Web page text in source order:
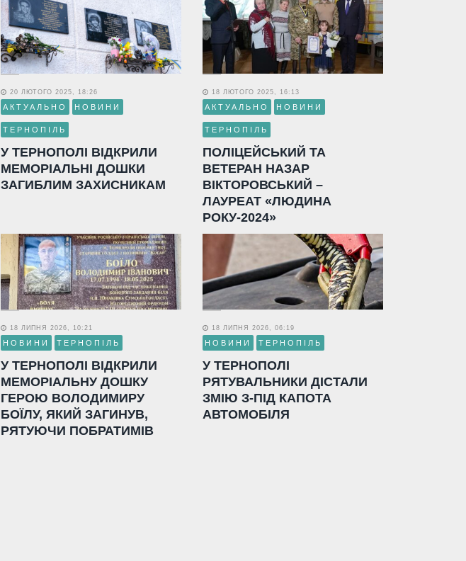
20 ЛЮТОГО 2025, 18:26
АКТУАЛЬНО НОВИНИ
ТЕРНОПІЛЬ
У ТЕРНОПОЛІ ВІДКРИЛИ
МЕМОРІАЛЬНІ ДОШКИ
ЗАГИБЛИМ ЗАХИСНИКАМ
18 ЛЮТОГО 2025, 16:13
АКТУАЛЬНО НОВИНИ
ТЕРНОПІЛЬ
ПОЛІЦЕЙСЬКИЙ ТА
ВЕТЕРАН НАЗАР
ВІКТОРОВСЬКИЙ –
ЛАУРЕАТ «ЛЮДИНА
РОКУ-2024»
18 ЛИПНЯ 2026, 10:21
НОВИНИ ТЕРНОПІЛЬ
У ТЕРНОПОЛІ ВІДКРИЛИ
МЕМОРІАЛЬНУ ДОШКУ
ГЕРОЮ ВОЛОДИМИРУ
БОЇЛУ, ЯКИЙ ЗАГИНУВ,
РЯТУЮЧИ ПОБРАТИМІВ
18 ЛИПНЯ 2026, 06:19
НОВИНИ ТЕРНОПІЛЬ
У ТЕРНОПОЛІ
РЯТУВАЛЬНИКИ ДІСТАЛИ
ЗМІЮ З-ПІД КАПОТА
АВТОМОБІЛЯ